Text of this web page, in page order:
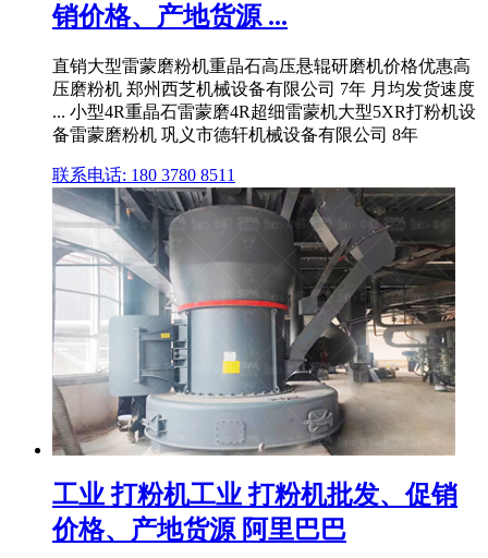
销价格、产地货源 ...
直销大型雷蒙磨粉机重晶石高压悬辊研磨机价格优惠高
压磨粉机 郑州西芝机械设备有限公司 7年 月均发货速度
... 小型4R重晶石雷蒙磨4R超细雷蒙机大型5XR打粉机设
备雷蒙磨粉机 巩义市德轩机械设备有限公司 8年
联系电话: 180 3780 8511
工业 打粉机工业 打粉机批发、促销
价格、产地货源 阿里巴巴